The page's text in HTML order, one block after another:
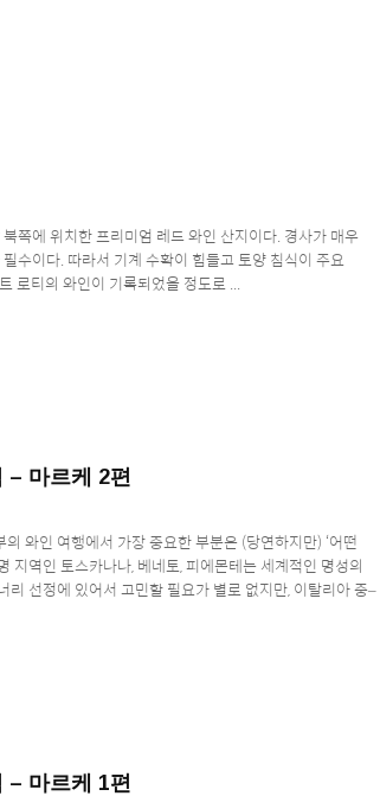
쪽에 위치한 프리미엄 레드 와인 산지이다. 경사가 매우
수이다. 따라서 기계 수확이 힘들고 토양 침식이 주요
로티의 와인이 기록되었을 정도로 ...
– 마르케 2편
와인 여행에서 가장 중요한 부분은 (당연하지만) ‘어떤
지역인 토스카나나, 베네토, 피에몬테는 세계적인 명성의
리 선정에 있어서 고민할 필요가 별로 없지만, 이탈리아 중–
– 마르케 1편